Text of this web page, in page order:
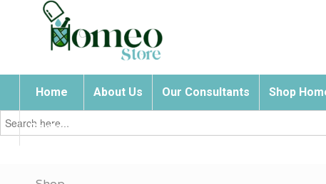
Home About Us Our Consultants Shop
Contact Us
Search
for: